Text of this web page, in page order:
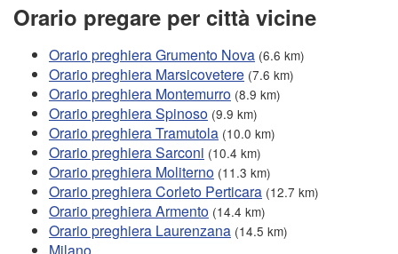
Orario pregare per città vicine
Orario preghiera Grumento Nova (6.6 km)
Orario preghiera Marsicovetere (7.6 km)
Orario preghiera Montemurro (8.9 km)
Orario preghiera Spinoso (9.9 km)
Orario preghiera Tramutola (10.0 km)
Orario preghiera Sarconi (10.4 km)
Orario preghiera Moliterno (11.3 km)
Orario preghiera Corleto Perticara (12.7 km)
Orario preghiera Armento (14.4 km)
Orario preghiera Laurenzana (14.5 km)
Milano